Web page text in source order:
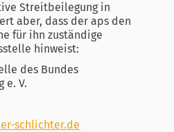
Streitbeilegung in
aber, dass der aps den
für ihn zuständige
hinweist:
des Bundes
e. V.
schlichter.de